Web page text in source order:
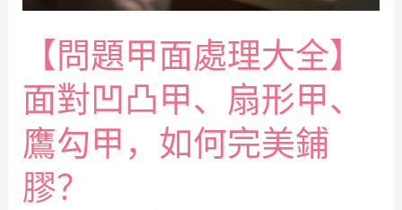
【問題甲面處理大全】
面對凹凸甲、扇形甲、
鷹勾甲，如何完美鋪
膠？